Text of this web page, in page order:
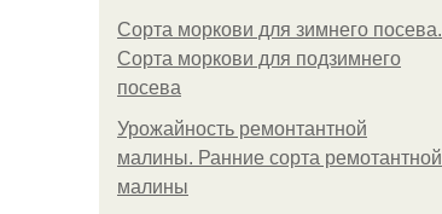
Сорта моркови для зимнего посева.
Сорта моркови для подзимнего
посева
Урожайность ремонтантной
малины. Ранние сорта ремотантной
малины